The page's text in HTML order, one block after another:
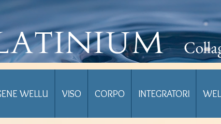
WELLU VISO CORPO INTEGRATORI